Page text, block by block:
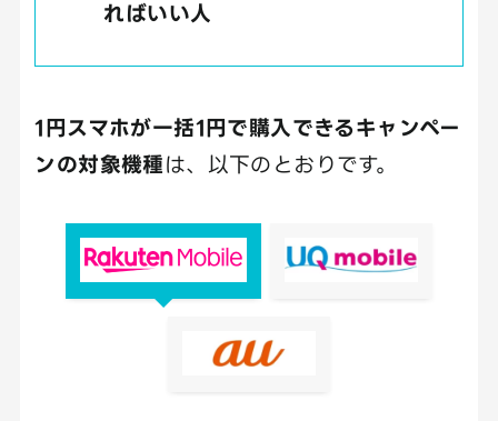
ればいい人
1円スマホが一括1円で購入できるキャンペー
ンの対象機種は、以下のとおりです。